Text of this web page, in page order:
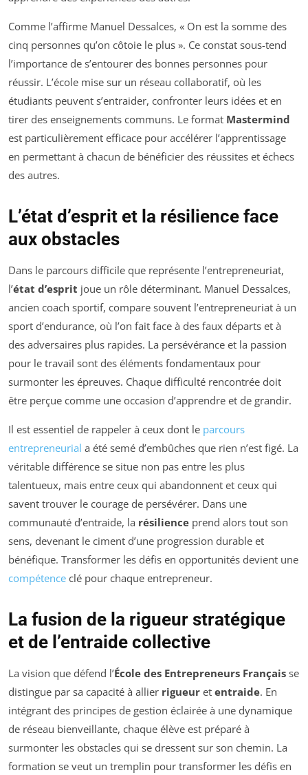
Comme l’affirme Manuel Dessalces, « On est la somme des
cinq personnes qu’on côtoie le plus ». Ce constat sous-tend
l’importance de s’entourer des bonnes personnes pour
réussir. L’école mise sur un réseau collaboratif, où les
étudiants peuvent s’entraider, confronter leurs idées et en
tirer des enseignements communs. Le format Mastermind
est particulièrement efficace pour accélérer l’apprentissage
en permettant à chacun de bénéficier des réussites et échecs
des autres.
L’état d’esprit et la résilience face
aux obstacles
Dans le parcours difficile que représente l’entrepreneuriat,
l’état d’esprit joue un rôle déterminant. Manuel Dessalces,
ancien coach sportif, compare souvent l’entrepreneuriat à un
sport d’endurance, où l’on fait face à des faux départs et à
des adversaires plus rapides. La persévérance et la passion
pour le travail sont des éléments fondamentaux pour
surmonter les épreuves. Chaque difficulté rencontrée doit
être perçue comme une occasion d’apprendre et de grandir.
Il est essentiel de rappeler à ceux dont le parcours
entrepreneurial a été semé d’embûches que rien n’est figé. La
véritable différence se situe non pas entre les plus
talentueux, mais entre ceux qui abandonnent et ceux qui
savent trouver le courage de persévérer. Dans une
communauté d’entraide, la résilience prend alors tout son
sens, devenant le ciment d’une progression durable et
bénéfique. Transformer les défis en opportunités devient une
compétence clé pour chaque entrepreneur.
La fusion de la rigueur stratégique
et de l’entraide collective
La vision que défend l’École des Entrepreneurs Français se
distingue par sa capacité à allier rigueur et entraide. En
intégrant des principes de gestion éclairée à une dynamique
de réseau bienveillante, chaque élève est préparé à
surmonter les obstacles qui se dressent sur son chemin. La
formation se veut un tremplin pour transformer les défis en